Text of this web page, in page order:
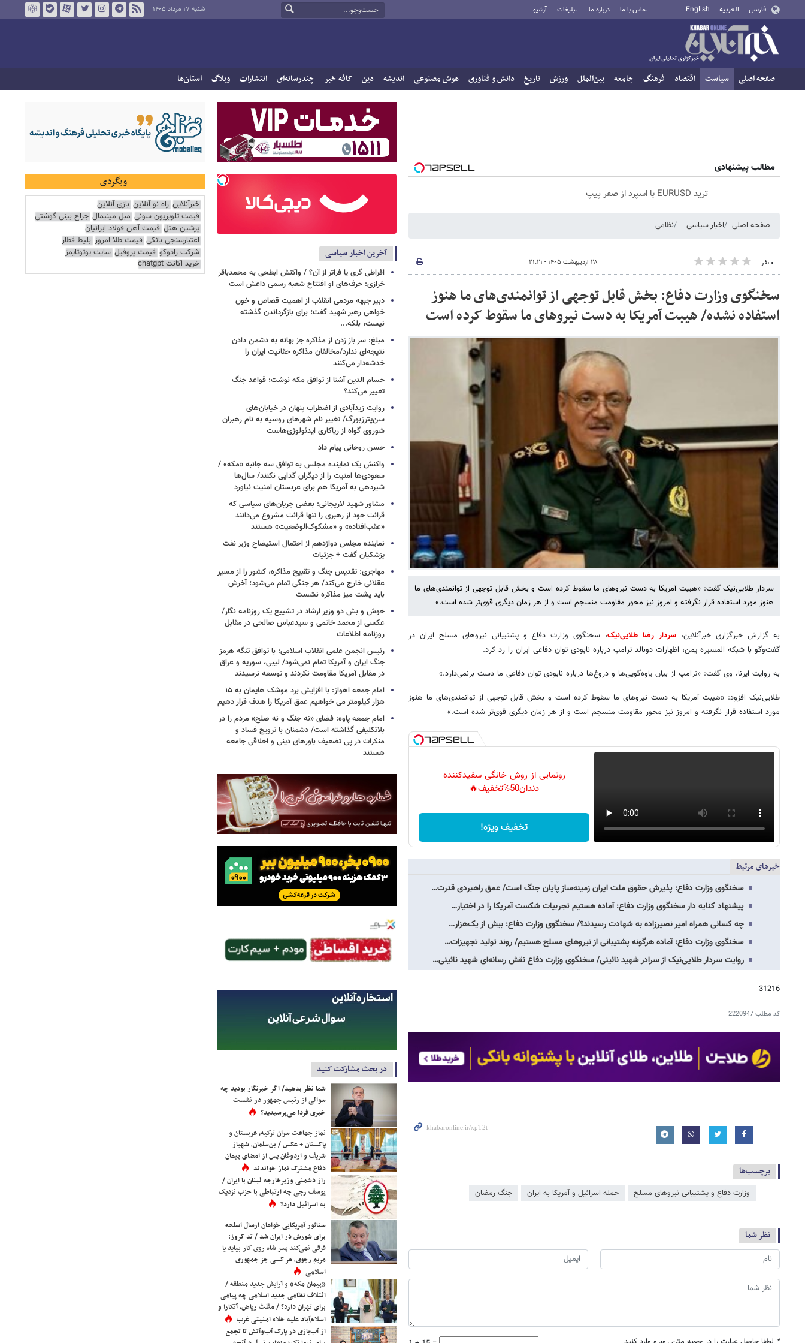
فارسی العربية English تماس با ما درباره ما تبلیغات آرشیو شنبه ۱۷ مرداد ۱۴۰۵
صفحه اصلی سیاست اقتصاد فرهنگ جامعه بین‌الملل ورزش تاریخ دانش و فناوری هوش مصنوعی اندیشه دین کافه خبر چندرسانه‌ای انتشارات وبلاگ استان‌ها
مطالب پیشنهادی
ترید EURUSD با اسپرد از صفر پیپ
صفحه اصلی اخبار سیاسی نظامی
۰ نفر ۲۸ اردیبهشت ۱۴۰۵ - ۲۱:۲۱
سخنگوی وزارت دفاع: بخش قابل توجهی از توانمندی‌های ما هنوز
استفاده نشده/ هیبت آمریکا به دست نیروهای ما سقوط کرده است
سردار طلایی‌نیک گفت: «هیبت آمریکا به دست نیروهای ما سقوط کرده است و بخش قابل توجهی از توانمندی‌های ما
هنوز مورد استفاده قرار نگرفته و امروز نیز محور مقاومت منسجم است و از هر زمان دیگری قوی‌تر شده است.»
به گزارش خبرگزاری خبرآنلاین، سردار رضا طلایی‌نیک، سخنگوی وزارت دفاع و پشتیبانی نیروهای مسلح ایران در
گفت‌وگو با شبکه المسیره یمن، اظهارات دونالد ترامپ درباره نابودی توان دفاعی ایران را رد کرد.
به روایت ایرنا، وی گفت: «ترامپ از بیان یاوه‌گویی‌ها و دروغ‌ها درباره نابودی توان دفاعی ما دست برنمی‌دارد.»
طلایی‌نیک افزود: «هیبت آمریکا به دست نیروهای ما سقوط کرده است و بخش قابل توجهی از توانمندی‌های ما هنوز
مورد استفاده قرار نگرفته و امروز نیز محور مقاومت منسجم است و از هر زمان دیگری قوی‌تر شده است.»
رونمایی از روش خانگی سفیدکننده
دندان50%تخفیف🔥
تخفیف ویژه!
خبرهای مرتبط
سخنگوی وزارت دفاع: پذیرش حقوق ملت ایران زمینه‌ساز پایان جنگ است/ عمق راهبردی قدرت…
پیشنهاد کنایه دار سخنگوی وزارت دفاع: آماده هستیم تجربیات شکست آمریکا را در اختیار…
چه کسانی همراه امیر نصیرزاده به شهادت رسیدند؟/ سخنگوی وزارت دفاع: بیش از یک‌هزار…
سخنگوی وزارت دفاع: آماده هرگونه پشتیبانی از نیروهای مسلح هستیم/ روند تولید تجهیزات…
روایت سردار طلایی‌نیک از سرادر شهید نائینی/ سخنگوی وزارت دفاع نقش رسانه‌ای شهید نائینی…
31216
کد مطلب2220947
برچسب‌ها
وزارت دفاع و پشتیبانی نیروهای مسلح حمله اسرائیل و آمریکا به ایران جنگ رمضان
نظر شما
آخرین اخبار سیاسی
افراطی گری یا فراتر از آن؟ / واکنش ابطحی به محمدباقر
خرازی: حرف‌های او افتتاح شعبه رسمی داعش است
دبیر جبهه مردمی انقلاب از اهمیت قصاص و خون
خواهی رهبر شهید گفت؛ برای بازگرداندن گذشته
نیست، بلکه...
مبلغ: سر باز زدن از مذاکره‌ جز بهانه به دشمن دادن
نتیجه‌ای ندارد/مخالفان مذاکره حقانیت ایران را
خدشه‌دار می‌کنند
حسام الدین آشنا از توافق مکه نوشت؛ قواعد جنگ
تغییر می‌کند؟
روایت زیدآبادی از اضطراب پنهان در خیابان‌های
سن‌پترزبورگ/ تغییر نام شهرهای روسیه به نام رهبران
شوروی گواه از ریاکاری ایدئولوژی‌هاست
حسن روحانی پیام داد
واکنش یک نماینده مجلس به توافق سه جانبه «مکه» /
سعودی‌ها امنیت را از دیگران گدایی نکنند/ سال‌ها
شیردهی به آمریکا هم برای عربستان امنیت نیاورد
مشاور شهید لاریجانی: بعضی جریان‌های سیاسی که
قرائت خود از رهبری را تنها قرائت مشروع می‌دانند
«عقب‌افتاده» و «مشکوک‌الوضعیت» هستند
نماینده مجلس دوازدهم از احتمال استیضاح وزیر نفت
پزشکیان گفت + جزئیات
مهاجری: تقدیس جنگ و تقبیح مذاکره، کشور را از مسیر
عقلانی خارج می‌کند/ هر جنگی تمام می‌شود؛ آخرش
باید پشت میز مذاکره نشست
خوش و بش دو وزیر ارشاد در تشییع یک روزنامه نگار/
عکسی از محمد خاتمی و سیدعباس صالحی در مقابل
روزنامه اطلاعات
رئیس انجمن علمی انقلاب اسلامی: با توافق تنگه هرمز
جنگ ایران و آمریکا تمام نمی‌شود/ لیبی، سوریه و عراق
در مقابل آمریکا مقاومت نکردند و توسعه نرسیدند
امام‌ جمعه اهواز: با افزایش برد موشک هایمان به ۱۵
هزار کیلومتر می خواهیم عمق آمریکا را هدف قرار دهیم
امام جمعه پاوه: فضای «نه جنگ و نه صلح» مردم را در
بلاتکلیفی گذاشته است/ دشمنان با ترویج فساد و
منکرات در پی تضعیف باورهای دینی و اخلاقی جامعه
هستند
در بحث مشارکت کنید
شما نظر بدهید/ اگر خبرنگار بودید چه
سوالی از رئیس جمهور در نشست
خبری فردا می‌پرسیدید؟
نماز جماعت سران ترکیه، عربستان و
پاکستان + عکس / بن‌سلمان، شهباز
شریف و اردوغان پس از امضای پیمان
دفاع مشترک نماز خواندند
راز دشمنی وزیرخارجه لبنان با ایران /
یوسف رجی چه ارتباطی با حزب نزدیک
به اسرائیل دارد؟
سناتور آمریکایی خواهان ارسال اسلحه
برای شورش در ایران شد / تد کروز:
فرقی نمی‌کند پسر شاه روی کار بیاید یا
مریم رجوی، هر کسی جز جمهوری
اسلامی
«پیمان مکه» و آرایش جدید منطقه /
ائتلاف نظامی جدید اسلامی چه پیامی
برای تهران دارد؟ / مثلث ریاض، آنکارا و
اسلام‌آباد علیه خلاء امنیتی غرب
از آب‌بازی در پارک آب‌وآتش تا تجمع
وبگردی
خبرآنلاین راه نو آنلاین بازی آنلاین
قیمت تلویزیون سونی مبل مینیمال جراح بینی گوشتی
پرشین هتل قیمت آهن فولاد ایرانیان
اعتبارسنجی بانکی قیمت طلا امروز بلیط قطار
شرکت رادوکو قیمت پروفیل سایت یوتوتایمز
خرید اکانت chatgpt